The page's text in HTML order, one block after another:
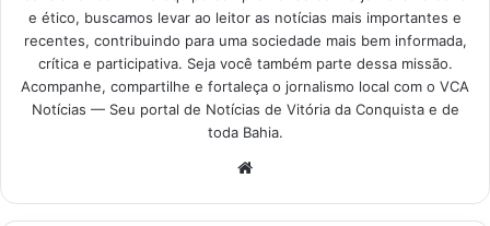
e ético, buscamos levar ao leitor as notícias mais importantes e
recentes, contribuindo para uma sociedade mais bem informada,
crítica e participativa. Seja você também parte dessa missão.
Acompanhe, compartilhe e fortaleça o jornalismo local com o VCA
Notícias — Seu portal de Notícias de Vitória da Conquista e de
toda Bahia.